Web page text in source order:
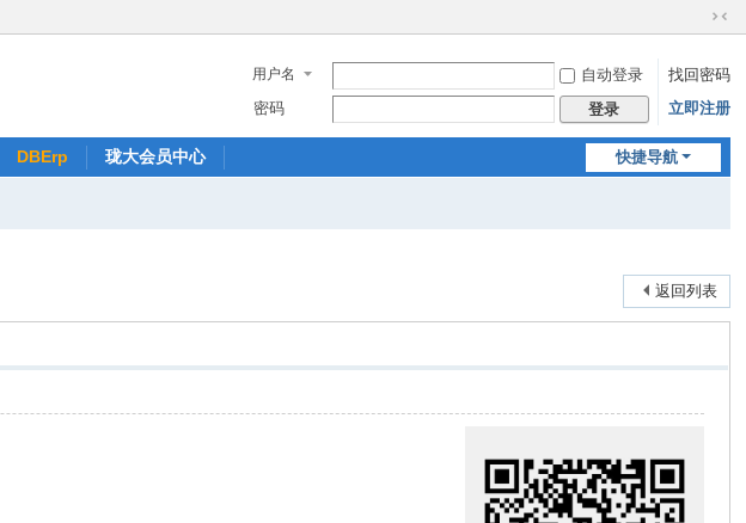
切
到
窄
用户名 自动登录
找回密码
密码
登录 立即注册
快捷导航
DBErp 珑大会员中心
返回列表